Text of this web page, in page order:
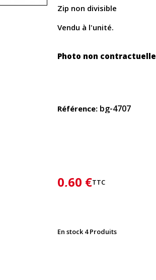
Zip non divisible
Vendu à l'unité.
Photo non contractuelle
Référence bg-4707
0,60 €TTC
En stock 4 Produits